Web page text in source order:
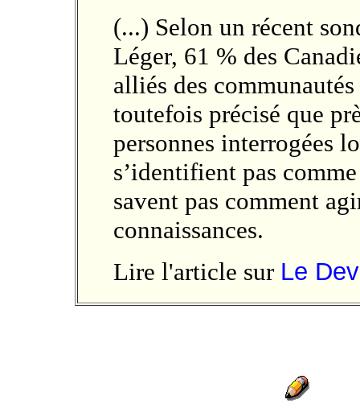
(...) Selon un récent
Léger, 61 % des
alliés des
toutefois précisé que
personnes interrogées
s’identifient pas
savent pas comment
connaissances.
Lire l'article sur Le